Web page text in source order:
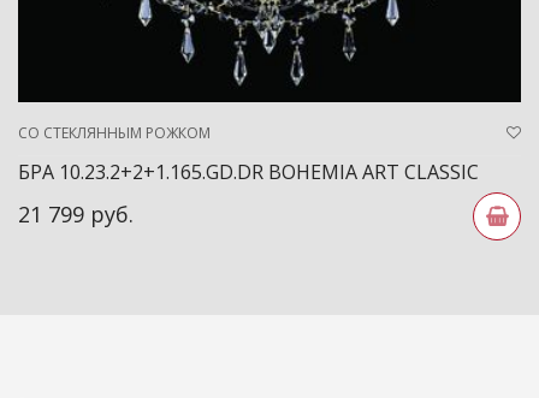
СО СТЕКЛЯННЫМ РОЖКОМ
БРА 10.23.2+2+1.165.GD.DR BOHEMIA ART CLASSIC
21 799 руб.